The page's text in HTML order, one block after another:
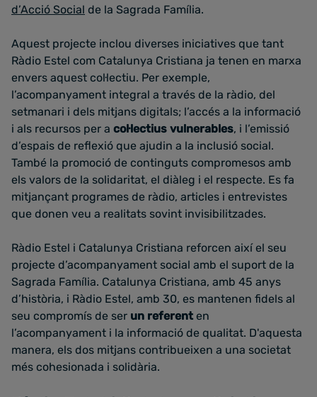
d’Acció Social de la Sagrada Família.
Aquest projecte inclou diverses iniciatives que tant
Ràdio Estel com Catalunya Cristiana ja tenen en marxa
envers aquest col·lectiu. Per exemple,
l’acompanyament integral a través de la ràdio, del
setmanari i dels mitjans digitals; l’accés a la informació
i als recursos per a col·lectius vulnerables, i l’emissió
d’espais de reflexió que ajudin a la inclusió social.
També la promoció de continguts compromesos amb
els valors de la solidaritat, el diàleg i el respecte. Es fa
mitjançant programes de ràdio, articles i entrevistes
que donen veu a realitats sovint invisibilitzades.
Ràdio Estel i Catalunya Cristiana reforcen així el seu
projecte d’acompanyament social amb el suport de la
Sagrada Família. Catalunya Cristiana, amb 45 anys
d’història, i Ràdio Estel, amb 30, es mantenen fidels al
seu compromís de ser un referent en
l’acompanyament i la informació de qualitat. D'aquesta
manera, els dos mitjans contribueixen a una societat
més cohesionada i solidària.